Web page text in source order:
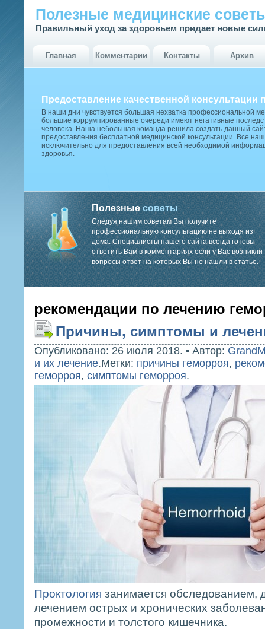
Полезные медицинские
Правильный уход за здоровьем придает новые
Главная Комментарии Контакты Архив
Предоставление качественной консультации
В наши дни чувствуется большая нехватка профессиональной
большие коррумпированные очереди имеют негативные
человека. Наша небольшая команда решила создать данный
предоставления бесплатной медицинской консультации. Все
исключительно для предоставления всей необходимой
здоровья.
Полезныесоветы
Следуя нашим советам Вы получите
профессиональную консультацию не выходя из
дома. Специалисты нашего сайта всегда готовы
ответить Вам в комментариях если у Вас возникли
вопросы ответ на которых Вы не нашли в статье.
рекомендации по лечению
Причины, симптомы и
Опубликовано: 26 июля 2018. • Автор:
и их лечение.Метки: причины геморроя,
геморроя, симптомы геморроя.
Проктология занимается обследованием,
лечением острых и хронических
промежности и толстого кишечника.